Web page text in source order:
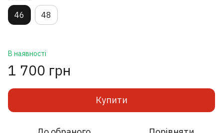
46 48
В наявності
1 700 грн
Купити